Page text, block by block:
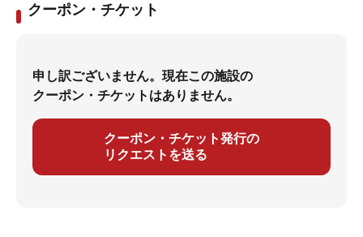
クーポン・チケット
申し訳ございません。現在この施設の
クーポン・チケットはありません。
クーポン・チケット発行の
リクエストを送る